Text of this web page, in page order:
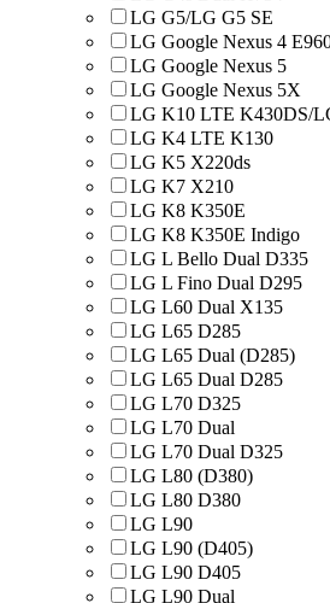
LG G5/LG G5 SE
LG Google Nexus 4
LG Google Nexus 5
LG Google Nexus 5X
LG K10 LTE K430DS/
LG K4 LTE K130
LG K5 X220ds
LG K7 X210
LG K8 K350E
LG K8 K350E Indigo
LG L Bello Dual D335
LG L Fino Dual D295
LG L60 Dual X135
LG L65 D285
LG L65 Dual (D285)
LG L65 Dual D285
LG L70 D325
LG L70 Dual
LG L70 Dual D325
LG L80 (D380)
LG L80 D380
LG L90
LG L90 (D405)
LG L90 D405
LG L90 Dual